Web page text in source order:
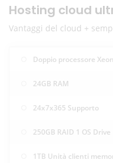
Hosting cloud
Vantaggi del cloud +
Doppio processore
24GB RAM
24x7x365 Supporto
250GB RAID 1 OS Drive
1TB Unità clienti